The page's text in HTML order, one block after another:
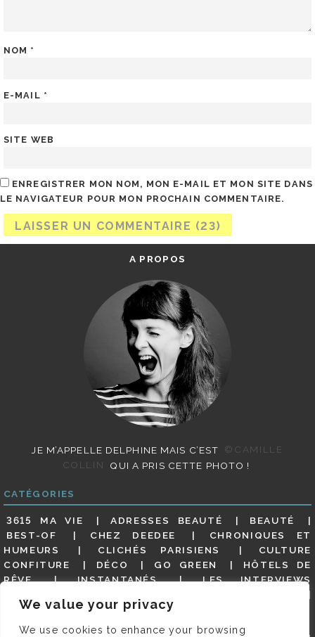
We value your privacy
We use cookies to enhance your browsing
NOM *
E-MAIL *
SITE WEB
ENREGISTRER MON NOM, MON E-MAIL ET MON SITE DANS
LE NAVIGATEUR POUR MON PROCHAIN COMMENTAIRE.
A PROPOS
JE M’APPELLE DELPHINE MAIS C’EST
©CAMILLE
COLLIN
QUI A PRIS CETTE PHOTO !
CATÉGORIES
3615 MA VIE ADRESSES BEAUTÉ
BEAUTÉ
BEST-OF
CHEZ DEEDEE
CHRONIQUES ET
HUMEURS
CLICHÉS PARISIENS
CULTURE
CONFITURE
DÉCO GO GREEN
HÔTELS DE
RÊVE
INSTANTANÉS
LES INTERVIEWS
MES ADRESSES
MODE
(BUT GOODIES)
PAR ICI LE MAGOT !